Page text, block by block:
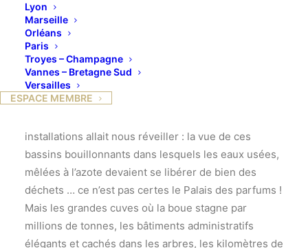
Lyon
Marseille
Orléans
Paris
Troyes – Champagne
Vannes – Bretagne Sud
Versailles
ESPACE MEMBRE
De quoi s’agit-il ? Nous étions bien 16 à désirer en
savoir plus !!!
Après un déjeuner un peu arrosé à la « Queue de
Cochon », au Fontanil, une heure d’explications
savantes données par un ingénieur-type allait en
entraîner quelques unes vers une ‘’petite sieste’’
installations allait nous réveiller : la vue de ces
bassins bouillonnants dans lesquels les eaux usées,
mêlées à l’azote devaient se libérer de bien des
déchets … ce n’est pas certes le Palais des parfums !
Mais les grandes cuves où la boue stagne par
millions de tonnes, les bâtiments administratifs
élégants et cachés dans les arbres, les kilomètres de